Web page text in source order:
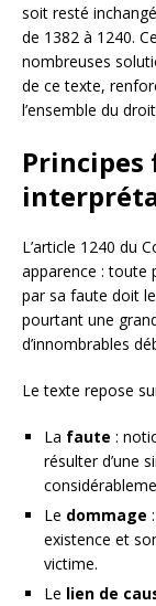
soit resté
de 1382 à 1240.
nombreuses
de ce texte,
l’ensemble du
L’article 1240 du
apparence : toute
par sa faute doit
pourtant une
d’innombrables
Le texte repose
La faute :
résulter d’une
Le dommage
existence et
victime.
Le lien de